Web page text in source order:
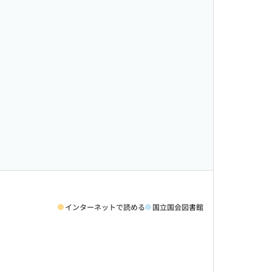
インターネットで読める 国立国会図書館